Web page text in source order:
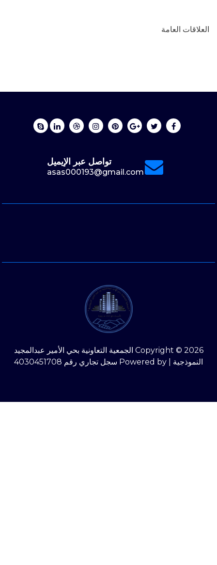
العلاقات العامة
تواصل عبر الإيميل
asas000193@gmail.com
Copyright © 2026 الجمعية التعاونية بحي الأمير عبدالمجيد
النموذجية | Powered by سجل تجاري رقم 4030451708